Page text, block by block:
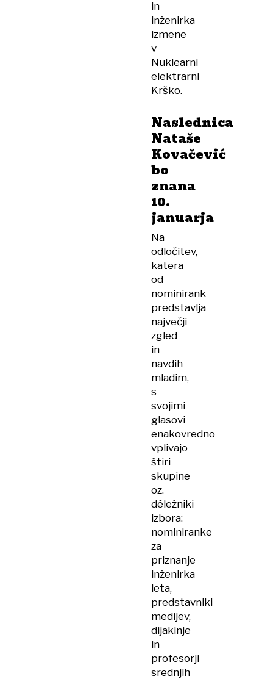
in
inženirka
izmene
v
Nuklearni
elektrarni
Krško.
Naslednica
Nataše
Kovačević
bo
znana
10.
januarja
Na
odločitev,
katera
od
nominirank
predstavlja
največji
zgled
in
navdih
mladim,
s
svojimi
glasovi
enakovredno
vplivajo
štiri
skupine
oz.
déležniki
izbora:
nominiranke
za
priznanje
inženirka
leta,
predstavniki
medijev,
dijakinje
in
profesorji
srednjih